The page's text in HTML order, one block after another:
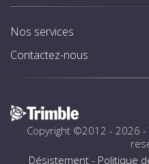
Nos services
Contactez-nous
Copyright ©2012 - 2026 -
Désistement- Politique